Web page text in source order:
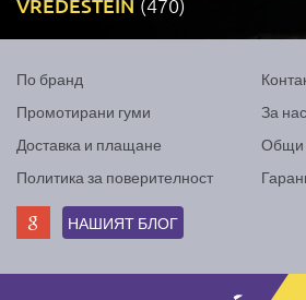
По бранд
Промотирани гуми
Доставка и плащане
Политика за поверителност
За нас
Общи
НАШИЯТ БЛОГ